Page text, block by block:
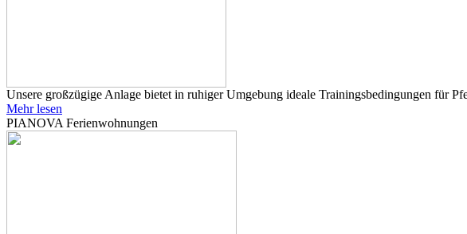
Unsere großzügige Anlage bietet in ruhiger Umgebung ideale Trainingsbedingungen für
Mehr lesen
PIANOVA Ferienwohnungen